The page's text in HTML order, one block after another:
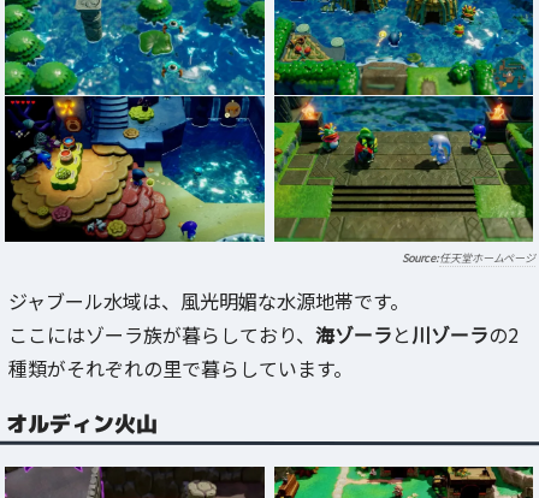
任天堂ホームページ
ジャブール水域は、風光明媚な水源地帯です。
ここにはゾーラ族が暮らしており、 海ゾーラと川ゾーラの2
種類がそれぞれの里で暮らしています。
オルディン火山